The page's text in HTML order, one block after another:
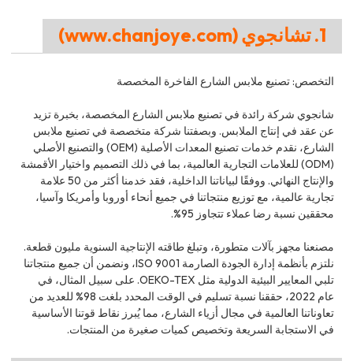
1. تشانجوي (www.chanjoye.com)
التخصص: تصنيع ملابس الشارع الفاخرة المخصصة
شانجوي شركة رائدة في تصنيع ملابس الشارع المخصصة، بخبرة تزيد
عن عقد في إنتاج الملابس. وبصفتنا شركة متخصصة في تصنيع ملابس
الشارع، نقدم خدمات تصنيع المعدات الأصلية (OEM) والتصنيع الأصلي
(ODM) للعلامات التجارية العالمية، بما في ذلك التصميم واختيار الأقمشة
والإنتاج النهائي. ووفقًا لبياناتنا الداخلية، فقد خدمنا أكثر من 50 علامة
تجارية عالمية، مع توزيع منتجاتنا في جميع أنحاء أوروبا وأمريكا وآسيا،
محققين نسبة رضا عملاء تتجاوز 95%.
مصنعنا مجهز بآلات متطورة، وتبلغ طاقته الإنتاجية السنوية مليون قطعة.
نلتزم بأنظمة إدارة الجودة الصارمة ISO 9001، ونضمن أن جميع منتجاتنا
تلبي المعايير البيئية الدولية مثل OEKO-TEX. على سبيل المثال، في
عام 2022، حققنا نسبة تسليم في الوقت المحدد بلغت 98% للعديد من
تعاوناتنا العالمية في مجال أزياء الشارع، مما يُبرز نقاط قوتنا الأساسية
في الاستجابة السريعة وتخصيص كميات صغيرة من المنتجات.